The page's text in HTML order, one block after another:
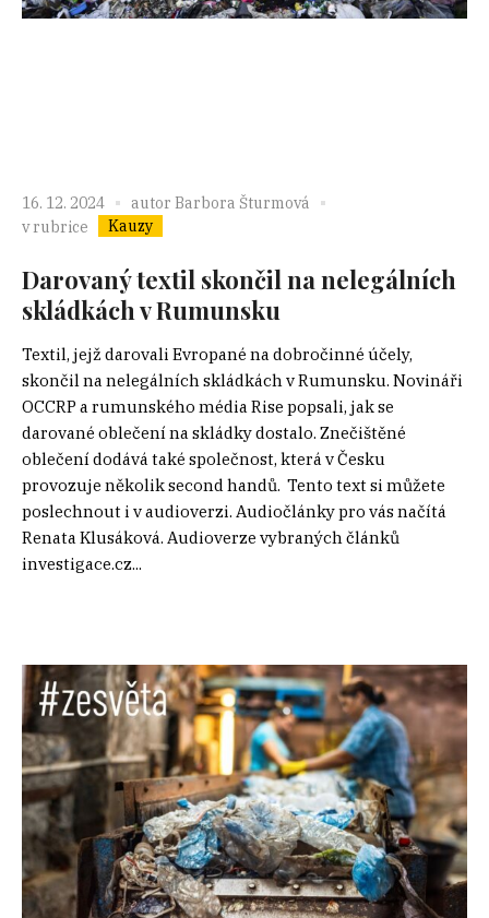
16. 12. 2024 autor Barbora Šturmová
v rubrice
Kauzy
Darovaný textil skončil na nelegálních
skládkách v Rumunsku
Textil, jejž darovali Evropané na dobročinné účely,
skončil na nelegálních skládkách v Rumunsku. Novináři
OCCRP a rumunského média Rise popsali, jak se
darované oblečení na skládky dostalo. Znečištěné
oblečení dodává také společnost, která v Česku
provozuje několik second handů. Tento text si můžete
poslechnout i v audioverzi. Audiočlánky pro vás načítá
Renata Klusáková. Audioverze vybraných článků
investigace.cz...